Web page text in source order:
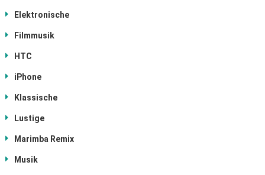
Elektronische
Filmmusik
HTC
iPhone
Klassische
Lustige
Marimba Remix
Musik